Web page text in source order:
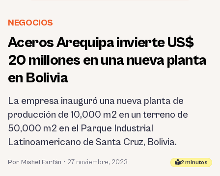
NEGOCIOS
Aceros Arequipa invierte US$
20 millones en una nueva planta
en Bolivia
La empresa inauguró una nueva planta de
producción de 10,000 m2 en un terreno de
50,000 m2 en el Parque Industrial
Latinoamericano de Santa Cruz, Bolivia.
Por Mishel Farfán • 27 noviembre, 2023 2 minutos